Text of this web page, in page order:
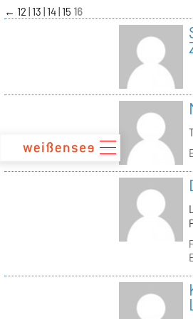
zum
Inhalt
← 12 13 14 15 16